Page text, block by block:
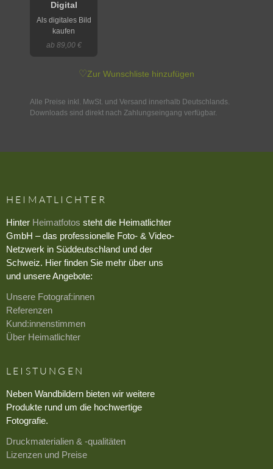
Digital
Als digitales Bild
kaufen
ab 89,00 €
♡Zur Wunschliste hinzufügen
Alle Preise inkl. MwSt. und Versand innerhalb Deutschlands.
Downloads sind direkt nach Zahlungseingang verfügbar.
HEIMATLICHTER
Hinter Heimatfotos steht die Heimatlichter
GmbH – das professionelle Foto- & Video-
Netzwerk in Süddeutschland und der
Schweiz. Hier finden Sie mehr über uns
und unsere Angebote:
Unsere Fotograf:innen
Referenzen
Kund:innenstimmen
Über Heimatlichter
LEISTUNGEN
Neben Wandbildern bieten wir weitere
Produkte rund um die hochwertige
Fotografie.
Druckmaterialien & -qualitäten
Lizenzen und Preise